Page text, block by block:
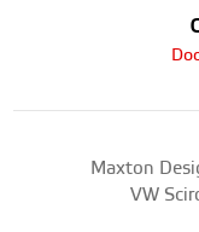
Maxton
VW